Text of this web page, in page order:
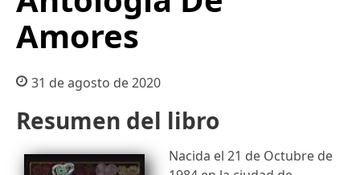
Amores
31 de agosto de 2020
Resumen del libro
Nacida el 21 de Octubre de